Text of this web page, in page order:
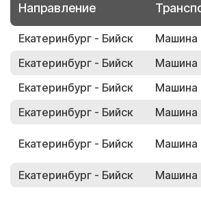
Направление
Екатеринбург - Бийск Машина
Екатеринбург - Бийск
Машина
Екатеринбург - Бийск
Машина
Екатеринбург - Бийск
Машина
Екатеринбург - Бийск Машина
Екатеринбург - Бийск Машина